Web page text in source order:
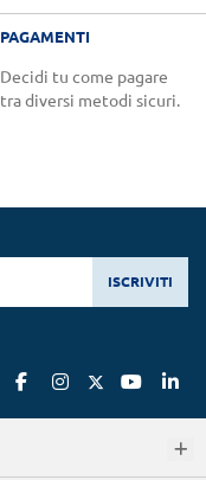
PAGAMENTI
Decidi tu come pagare
tra diversi metodi sicuri.
ISCRIVITI